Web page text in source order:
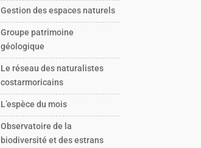
Gestion des espaces naturels
Groupe patrimoine
géologique
Le réseau des naturalistes
costarmoricains
L’espèce du mois
Observatoire de la
biodiversité et des estrans